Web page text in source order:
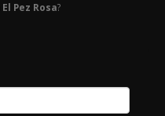
El Pez Rosa?